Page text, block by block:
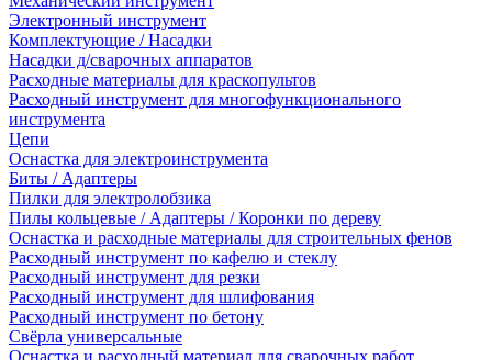
Электронный инструмент
Комплектующие / Насадки
Насадки д/сварочных аппаратов
Расходные материалы для краскопультов
Расходный инструмент для многофункционального
инструмента
Цепи
Оснастка для электроинструмента
Биты / Адаптеры
Пилки для электролобзика
Пилы кольцевые / Адаптеры / Коронки по дереву
Оснастка и расходные материалы для строительных фенов
Расходный инструмент по кафелю и стеклу
Расходный инструмент для резки
Расходный инструмент для шлифования
Расходный инструмент по бетону
Свёрла универсальные
Оснастка и расходный материал для сварочных работ